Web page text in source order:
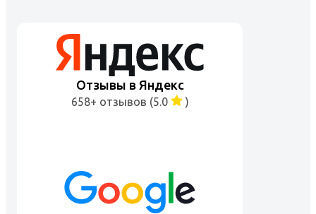
Отзывы в Яндекс
658+ отзывов (5.0 )